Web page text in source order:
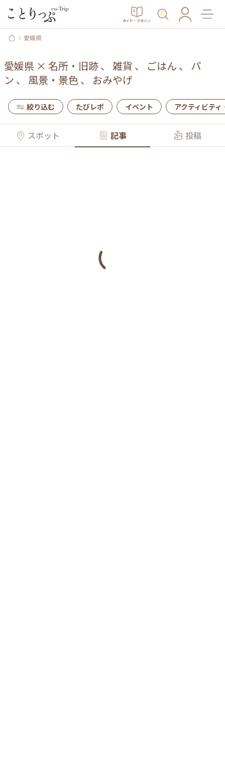
ガイド・マガジン
愛媛県
愛媛県 × 名所・旧跡、 雑貨 、 ごはん 、 パ
ン 、 風景・景色、 おみやげ
絞り込む たびレポ イベント アクティビティ
スポット 記事 投稿